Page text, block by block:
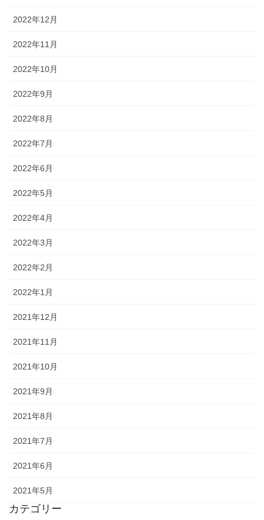
2022年12月
2022年11月
2022年10月
2022年9月
2022年8月
2022年7月
2022年6月
2022年5月
2022年4月
2022年3月
2022年2月
2022年1月
2021年12月
2021年11月
2021年10月
2021年9月
2021年8月
2021年7月
2021年6月
2021年5月
カテゴリー